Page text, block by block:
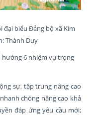
đại biểu Đảng bộ xã Kim
Thành Duy
hướng 6 nhiệm vụ trọng
sự, tập trung nâng cao
chóng nâng cao khả
đáp ứng yêu cầu mới;